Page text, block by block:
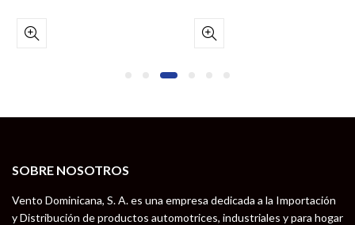
SOBRE NOSOTROS
Vento Dominicana, S. A. es una empresa dedicada a la Importación
y Distribución de productos automotrices, industriales y para hogar